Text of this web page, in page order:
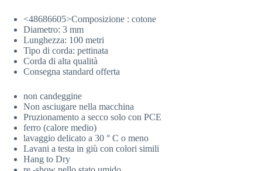
<48686605>Composizione : cotone
Diametro: 3 mm
Lunghezza: 100 metri
Tipo di corda: pettinata
Corda di alta qualità
Consegna standard offerta
non candeggine
Non asciugare nella macchina
Pruzionamento a secco solo con PCE
ferro (calore medio)
lavaggio delicato a 30 ° C o meno
Lavani a testa in giù con colori simili
Hang to Dry